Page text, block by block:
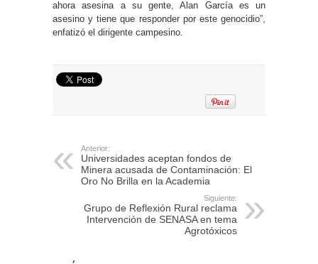
ahora asesina a su gente, Alan García es un
asesino y tiene que responder por este genocidio”,
enfatizó el dirigente campesino.
Anterior:
Universidades aceptan fondos de
Minera acusada de Contaminación: El
Oro No Brilla en la Academia
Siguiente:
Grupo de Reflexión Rural reclama
Intervención de SENASA en tema
Agrotóxicos